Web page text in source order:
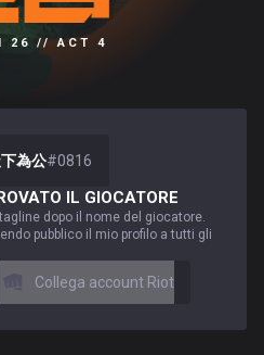
26 // ACT 4
為公#0816
IL GIOCATORE
dopo il nome del giocatore.
pubblico il mio profilo a tutti gli
Collega account Riot